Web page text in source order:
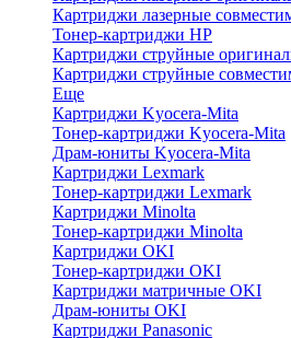
Картриджи лазерные
Тонер-картриджи HP
Картриджи струйные
Картриджи струйные
Еще
Картриджи Kyocera-Mita
Тонер-картриджи Kyocera-Mita
Драм-юниты Kyocera-Mita
Картриджи Lexmark
Тонер-картриджи Lexmark
Картриджи Minolta
Тонер-картриджи Minolta
Картриджи OKI
Тонер-картриджи OKI
Картриджи матричные OKI
Драм-юниты OKI
Картриджи Panasonic